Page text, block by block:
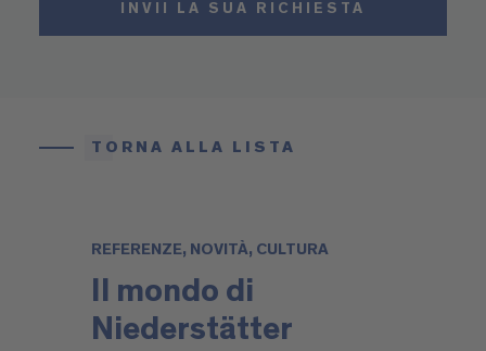
INVII LA SUA RICHIESTA
TORNA ALLA LISTA
REFERENZE, NOVITÀ, CULTURA
Il mondo di
Niederstätter